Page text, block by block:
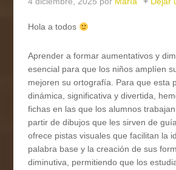
Hola a todos
Aprender a formar aumentativos y
esencial para que los niños amplíen
mejoren su ortografía. Para que esta
dinámica, significativa y divertida,
fichas en las que los alumnos
partir de dibujos que les sirven de
ofrece pistas visuales que facilitan la
palabra base y la creación de sus
diminutiva, permitiendo que los